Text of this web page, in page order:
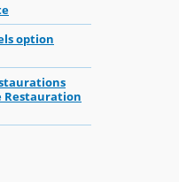
option
Restauration